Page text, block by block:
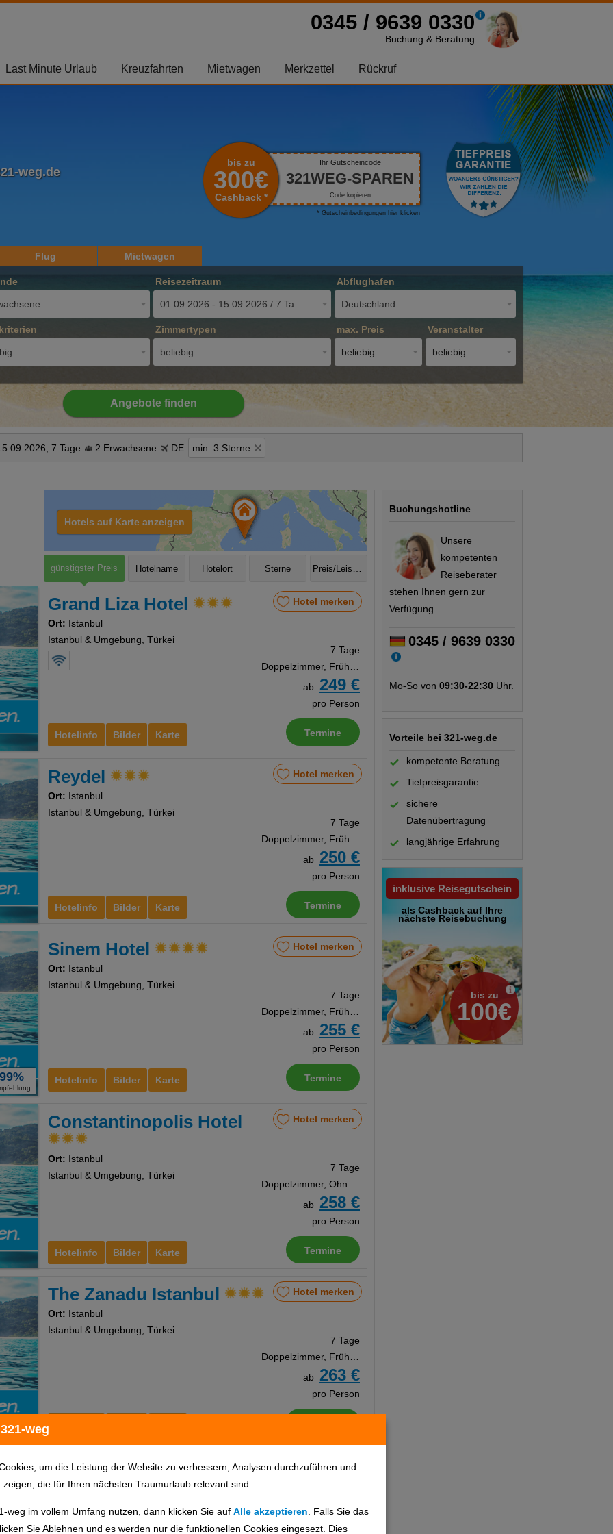
weg
um die Leistung der Website zu verbessern, Analysen durchzuführen und
die für Ihren nächsten Traumurlaub relevant sind.
weg im vollem Umfang nutzen, dann klicken Sie auf Alle akzeptieren . Falls Sie das
SieAblehnen und es werden nur die funktionellen Cookies eingesezt. Dies
0345 / 9639 0330
Buchung & Beratung
Last Minute Urlaub Kreuzfahrten Mietwagen Merkzettel Rückruf
weg.de
bis zu
300€
Cashback *
Ihr Gutscheincode
321WEG-SPAREN
Code kopieren
* Gutscheinbedingungen hier klicken
Flug Mietwagen
Reisezeitraum
01.09.2026 - 15.09.2026 / 7 Tage
Abflughafen
Deutschland
Zimmertypen
beliebig
max. Preis
beliebig
Veranstalter
beliebig
Angebote finden
7 Tage 2 Erwachsene DE min. 3 Sterne
Buchungshotline
Unsere
kompetenten
Reiseberater
stehen Ihnen gern zur
Verfügung.
0345 / 9639 0330
Mo-So von 09:30-22:30 Uhr.
Vorteile bei 321-weg.de
kompetente Beratung
Tiefpreisgarantie
sichere
Datenübertragung
langjährige Erfahrung
inklusive Reisegutschein
als Cashback auf Ihre
nächste Reisebuchung
bis zu
100€
Hotels auf Karte anzeigen
günstigster Preis Hotelname Hotelort Sterne Preis/Leistung
Hotelinfo Bilder Karte
Grand Liza Hotel
Ort: Istanbul
Istanbul & Umgebung, Türkei
Hotel merken
7 Tage
Doppelzimmer, Frühstück
ab
249 €
pro Person
Termine
Hotelinfo Bilder Karte
Reydel
Ort: Istanbul
Istanbul & Umgebung, Türkei
Hotel merken
7 Tage
Doppelzimmer, Frühstück
ab
250 €
pro Person
Termine
99% Hotelinfo Bilder Karte
Sinem Hotel
Ort: Istanbul
Istanbul & Umgebung, Türkei
Hotel merken
7 Tage
Doppelzimmer, Frühstück
ab
255 €
pro Person
Termine
Hotelinfo Bilder Karte
Constantinopolis Hotel
Ort: Istanbul
Istanbul & Umgebung, Türkei
Hotel merken
7 Tage
Doppelzimmer, Ohne Verpflegung
ab
258 €
pro Person
Termine
The Zanadu Istanbul
Ort: Istanbul
Istanbul & Umgebung, Türkei
Hotel merken
7 Tage
Doppelzimmer, Frühstück
ab
263 €
pro Person
Grand Milan Hotel
Ort: Istanbul
Hotel merken
7 Tage